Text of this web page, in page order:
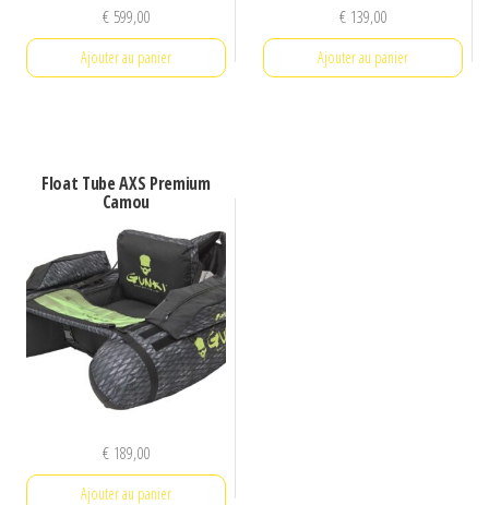
€599,00
Ajouter au panier
€ 139,00
Ajouter au panier
Float Tube AXS Premium
Camou
€189,00
Ajouter au panier